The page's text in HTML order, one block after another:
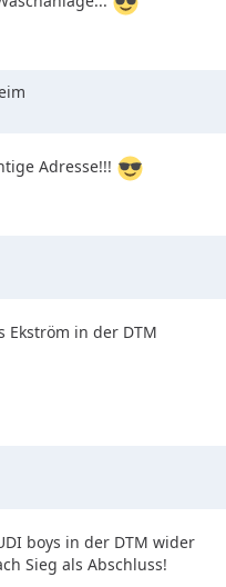
Adresse!!!
Ekström in der DTM
boys in der DTM wider
Sieg als Abschluss!